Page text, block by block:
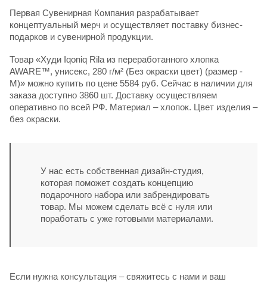
Первая Сувенирная Компания разрабатывает
концептуальный мерч и осуществляет поставку бизнес-
подарков и сувенирной продукции.
Товар «Худи Iqoniq Rila из переработанного хлопка
AWARE™, унисекс, 280 г/м² (Без окраски цвет) (размер -
M)» можно купить по цене 5584 руб. Сейчас в наличии для
заказа доступно 3860 шт. Доставку осуществляем
оперативно по всей РФ. Материал – хлопок. Цвет изделия –
без окраски.
У нас есть собственная дизайн-студия,
которая поможет создать концепцию
подарочного набора или забрендировать
товар. Мы можем сделать всё с нуля или
поработать с уже готовыми материалами.
Если нужна консультация – свяжитесь с нами и ваш